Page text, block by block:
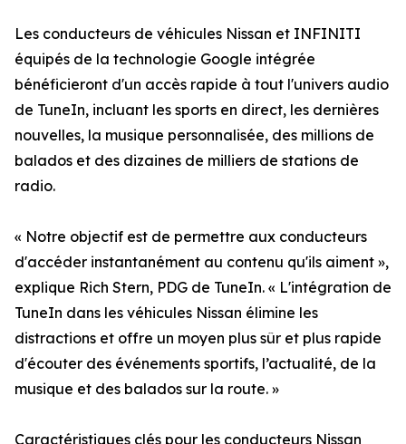
Les conducteurs de véhicules Nissan et INFINITI
équipés de la technologie Google intégrée
bénéficieront d'un accès rapide à tout l'univers audio
de TuneIn, incluant les sports en direct, les dernières
nouvelles, la musique personnalisée, des millions de
balados et des dizaines de milliers de stations de
radio.
« Notre objectif est de permettre aux conducteurs
d'accéder instantanément au contenu qu'ils aiment »,
explique Rich Stern, PDG de TuneIn. « L'intégration de
TuneIn dans les véhicules Nissan élimine les
distractions et offre un moyen plus sûr et plus rapide
d'écouter des événements sportifs, l’actualité, de la
musique et des balados sur la route. »
Caractéristiques clés pour les conducteurs Nissan